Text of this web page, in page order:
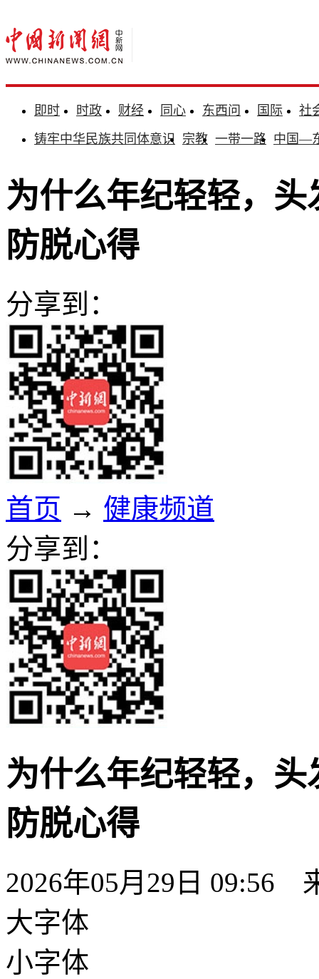
即时 时政 财经 同心 东西问 国际
社
铸牢中华民族共同体意识 宗教 一带一路 中国—
为什么年纪轻轻，
防脱心得
分享到：
首页 → 健康频道
分享到：
为什么年纪轻轻，
防脱心得
2026年05月29日 09:56
大字体
小字体